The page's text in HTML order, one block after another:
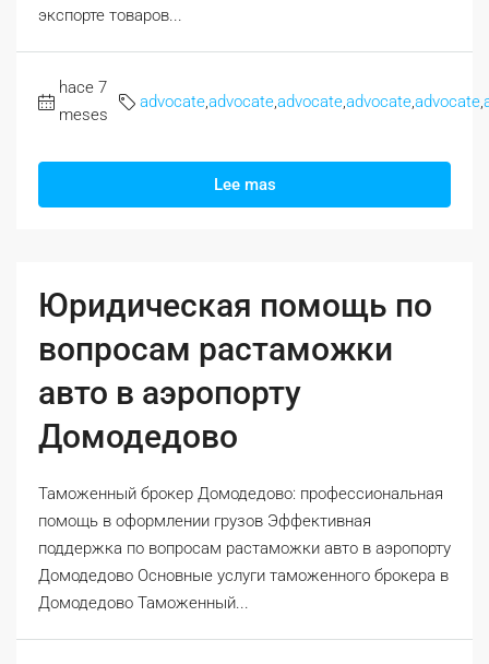
экспорте товаров...
hace 7
meses
advocateadvocateadvocateadvocateadvocate
Lee mas
Юридическая помощь по
вопросам растаможки
авто в аэропорту
Домодедово
Таможенный брокер Домодедово: профессиональная
помощь в оформлении грузов Эффективная
поддержка по вопросам растаможки авто в аэропорту
Домодедово Основные услуги таможенного брокера в
Домодедово Таможенный...